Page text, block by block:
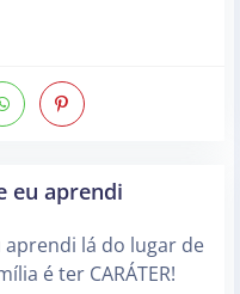
eu aprendi
aprendi lá do lugar de
é ter CARÁTER!